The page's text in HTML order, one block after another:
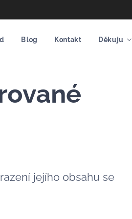
Blog Kontakt Děkuju
jejího obsahu se